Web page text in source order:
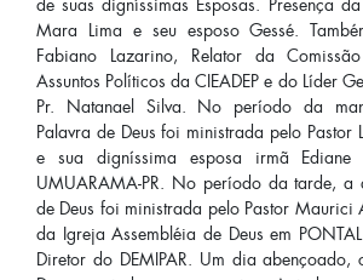
Mara Lima e seu esposo Gessé.
Fabiano Lazarino, Relator da
Assuntos Políticos da CIEADEP e do Líder
Pr. Natanael Silva. No período da
Palavra de Deus foi ministrada pelo Pastor
e sua digníssima esposa irmã
UMUARAMA-PR. No período da tarde, a
de Deus foi ministrada pelo Pastor Maurici
da Igreja Assembléia de Deus em
Diretor do DEMIPAR. Um dia abençoado,